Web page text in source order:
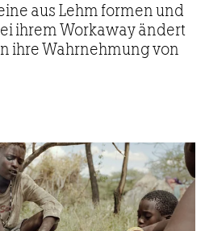
aus Lehm formen und
ihrem Workaway ändert
ihre Wahrnehmung von